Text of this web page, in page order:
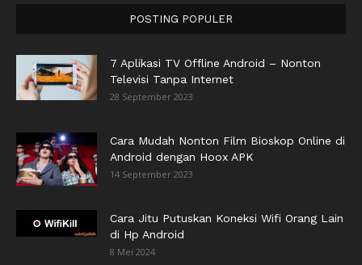
POSTING POPULER
7 Aplikasi TV Offline Android – Nonton
Televisi Tanpa Internet
28 September 2023
Cara Mudah Nonton Film Bioskop Online di
Android dengan Hoox APK
14 September 2023
Cara Jitu Putuskan Koneksi Wifi Orang Lain
di Hp Android
8 Mei 2024